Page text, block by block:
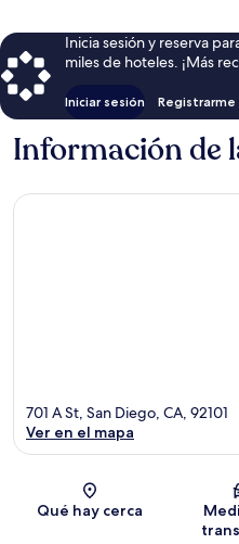
Inicia sesión y reserva
miles de hoteles. ¡Más
Iniciar sesión Registrarme
Información de
701 A St, San Diego, CA, 92101
Ver en el mapa
Qué hay cerca